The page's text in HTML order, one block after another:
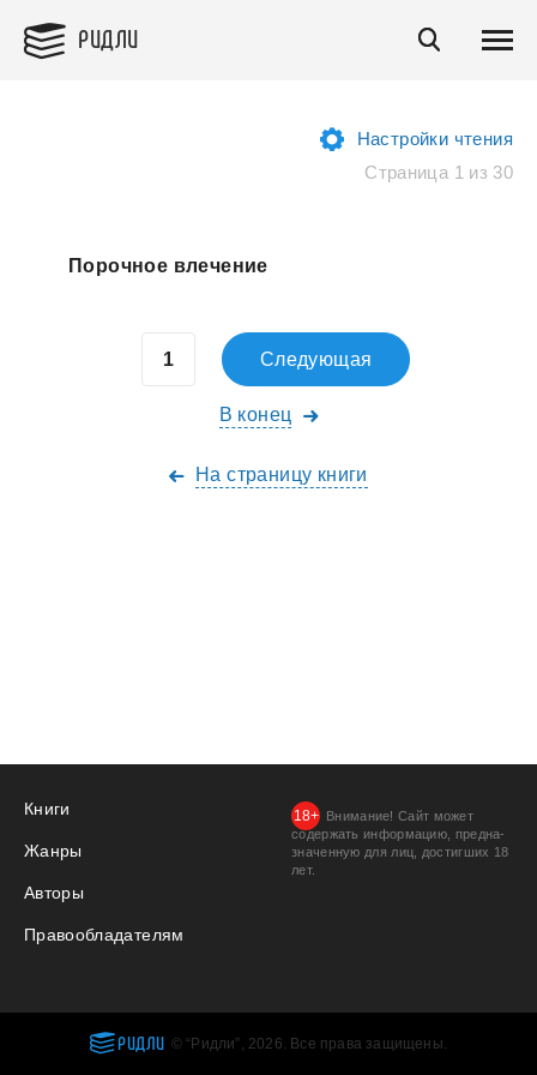
РИДЛИ
Настройки чтения
Страница 1 из 30
Порочное влечение
Следующая
В конец
На страницу книги
Книги
Жанры
Авторы
Правообладателям
Внимание! Сайт может
содержать информацию, предна­
значенную для лиц, дости­гших 18
лет.
РИДЛИ © “Ридли”, 2026. Все права защищены.